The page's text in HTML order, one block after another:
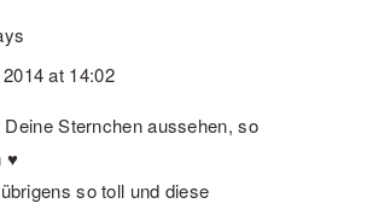
at 14:02
Deine Sternchen aussehen, so
♥
so toll und diese